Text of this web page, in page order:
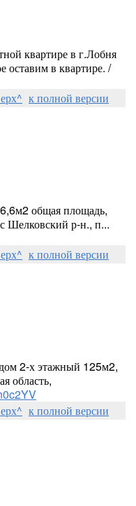
квартире в г.Лобня
в квартире. /
к полной версии
общая площадь,
Шелковский р-н., п...
к полной версии
2-х этажный 125м2,
область,
к полной версии